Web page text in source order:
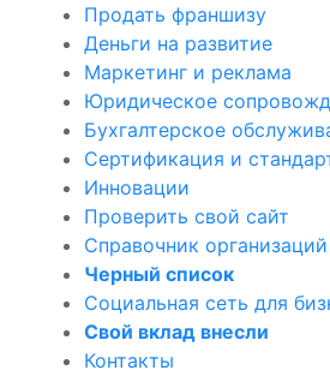
Продать франшизу
Деньги на развитие
Маркетинг и реклама
Юридическое
Бухгалтерское
Сертификация и
Инновации
Проверить свой сайт
Справочник организаций
Черный список
Социальная сеть для
Свой вклад внесли
Контакты